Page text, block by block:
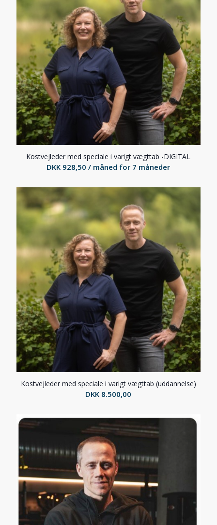
Kostvejleder med speciale i varigt vægttab -DIGITAL
DKK 928,50 / måned for 7 måneder
Kostvejleder med speciale i varigt vægttab (uddannelse)
DKK 8.500,00